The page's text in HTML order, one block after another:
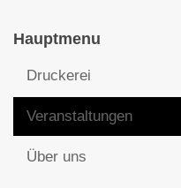
Hauptmenu
Druckerei
Veranstaltungen
Über uns